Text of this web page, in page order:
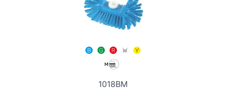
1018BM